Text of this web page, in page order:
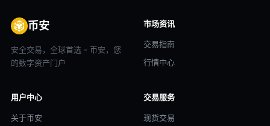
币安
安全交易，全球首选 - 币安，您
的数字资产门户
市场资讯
交易指南
行情中心
用户中心
关于币安
交易服务
现货交易